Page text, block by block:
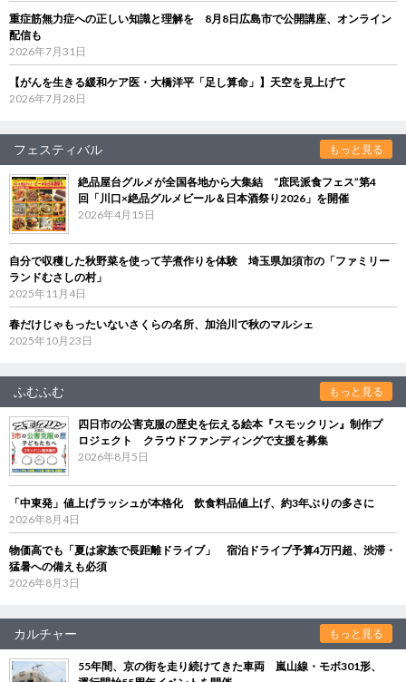
重症筋無力症への正しい知識と理解を 8月8日広島市で公開講座、オンライン
配信も
2026年7月31日
【がんを生きる緩和ケア医・大橋洋平「足し算命」】天空を見上げて
2026年7月28日
フェスティバル もっと見る
絶品屋台グルメが全国各地から大集結 “庶民派食フェス”第4
回「川口×絶品グルメビール＆日本酒祭り2026」を開催
2026年4月15日
自分で収穫した秋野菜を使って芋煮作りを体験 埼玉県加須市の「ファミリー
ランドむさしの村」
2025年11月4日
春だけじゃもったいないさくらの名所、加治川で秋のマルシェ
2025年10月23日
ふむふむ もっと見る
四日市の公害克服の歴史を伝える絵本『スモックリン』制作プ
ロジェクト クラウドファンディングで支援を募集
2026年8月5日
「中東発」値上げラッシュが本格化 飲食料品値上げ、約3年ぶりの多さに
2026年8月4日
物価高でも「夏は家族で長距離ドライブ」 宿泊ドライブ予算4万円超、渋滞・
猛暑への備えも必須
2026年8月3日
カルチャー もっと見る
55年間、京の街を走り続けてきた車両 嵐山線・モボ301形、